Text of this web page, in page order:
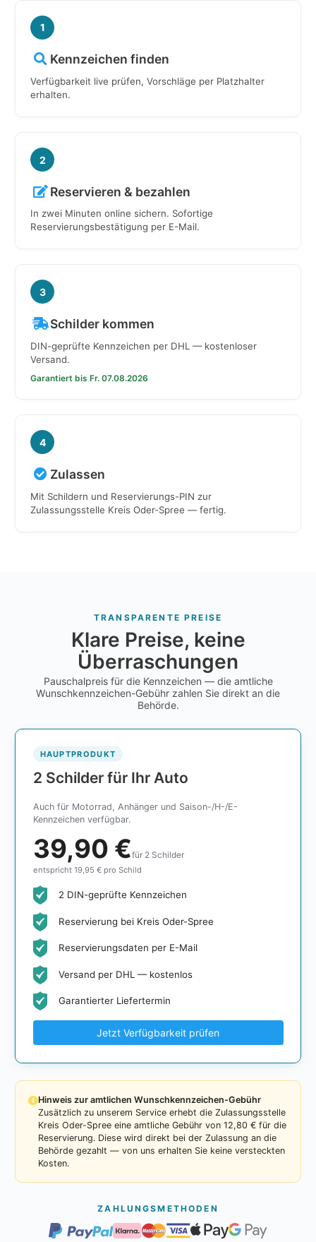
1
Kennzeichen finden
Verfügbarkeit live prüfen, Vorschläge per Platzhalter
erhalten.
2
Reservieren & bezahlen
In zwei Minuten online sichern. Sofortige
Reservierungsbestätigung per E-Mail.
3
Schilder kommen
DIN-geprüfte Kennzeichen per DHL — kostenloser
Versand.
Garantiert bis Fr. 07.08.2026
4
Zulassen
Mit Schildern und Reservierungs-PIN zur
Zulassungsstelle Kreis Oder-Spree — fertig.
TRANSPARENTE PREISE
Klare Preise, keine
Überraschungen
Pauschalpreis für die Kennzeichen — die amtliche
Wunschkennzeichen-Gebühr zahlen Sie direkt an die
Behörde.
HAUPTPRODUKT
2 Schilder für Ihr Auto
Auch für Motorrad, Anhänger und Saison-/H-/E-
Kennzeichen verfügbar.
39,90 €für 2 Schilder
entspricht 19,95 € pro Schild
2 DIN-geprüfte Kennzeichen
Reservierung bei Kreis Oder-Spree
Reservierungsdaten per E-Mail
Versand per DHL — kostenlos
Garantierter Liefertermin
Jetzt Verfügbarkeit prüfen
Hinweis zur amtlichen Wunschkennzeichen-Gebühr
Zusätzlich zu unserem Service erhebt die Zulassungsstelle
Kreis Oder-Spree eine amtliche Gebühr von 12,80 € für die
Reservierung. Diese wird direkt bei der Zulassung an die
Behörde gezahlt — von uns erhalten Sie keine versteckten
Kosten.
ZAHLUNGSMETHODEN